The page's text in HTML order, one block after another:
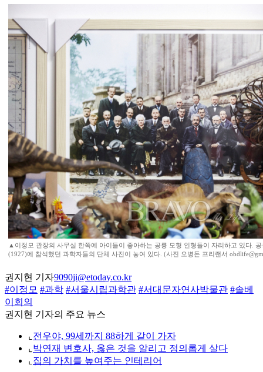
▲이정모 관장의 사무실 한쪽에 아이들이 좋아하는 공룡 모형 인형들이 자리하고 있다.
(1927)에 참석했던 과학자들의 단체 사진이 놓여 있다. (사진 오병돈 프리랜서
권지현 기자9090ji@etoday.co.kr
#이정모 #과학 #서울시립과학관 #서대문자연사박물관 #솔베
이회의
권지현 기자의 주요 뉴스
⌞ 전우야, 99세까지 88하게 같이 가자
⌞ 박연재 변호사, 옳은 것을 알리고 정의롭게 살다
⌞ 집의 가치를 높여주는 인테리어